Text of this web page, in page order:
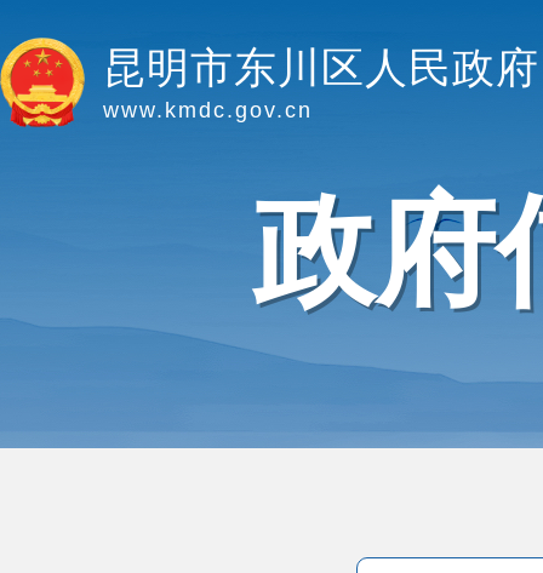
昆明市东川区人民政府
www.kmdc.gov.cn
政府